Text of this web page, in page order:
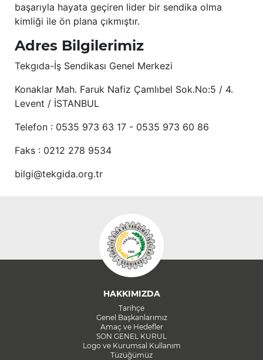
başarıyla hayata geçiren lider bir sendika olma
kimliği ile ön plana çıkmıştır.
Adres Bilgilerimiz
Tekgıda-İş Sendikası Genel Merkezi
Konaklar Mah. Faruk Nafiz Çamlıbel Sok.No:5 / 4.
Levent / İSTANBUL
Telefon : 0535 973 63 17 - 0535 973 60 86
Faks : 0212 278 9534
bilgi@tekgida.org.tr
HAKKIMIZDA
Tarihçe
Genel Başkanlarımız
Amaç ve Hedefler
SON GENEL KURUL
Logo ve Kurumsal Kullanım
Tüzüğümüz